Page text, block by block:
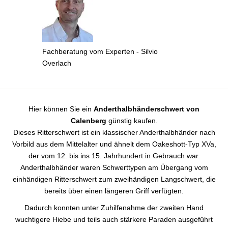
Fachberatung vom Experten - Silvio
Overlach
Hier können Sie ein Anderthalbhänderschwert von
Calenberg günstig kaufen.
Dieses Ritterschwert ist ein klassischer Anderthalbhänder nach
Vorbild aus dem Mittelalter und ähnelt dem Oakeshott-Typ XVa,
der vom 12. bis ins 15. Jahrhundert in Gebrauch war.
Anderthalbhänder waren Schwerttypen am Übergang vom
einhändigen Ritterschwert zum zweihändigen Langschwert, die
bereits über einen längeren Griff verfügten.
Dadurch konnten unter Zuhilfenahme der zweiten Hand
wuchtigere Hiebe und teils auch stärkere Paraden ausgeführt